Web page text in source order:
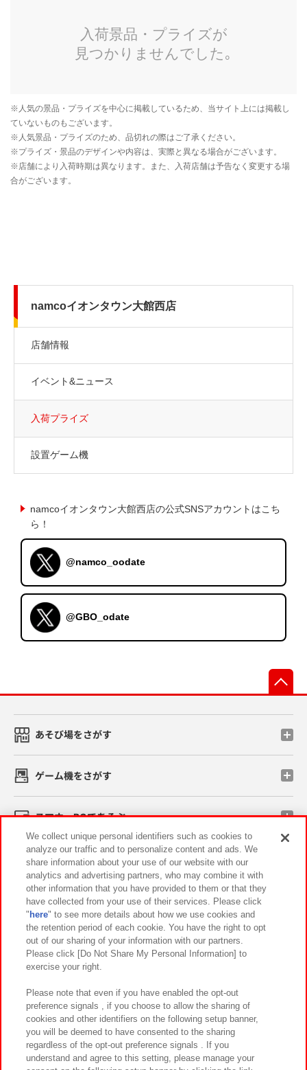
namcoイオンタウン大館西店
店舗情報
イベント&ニュース
入荷プライズ
設置ゲーム機
namcoイオンタウン大館西店の公式SNSアカウントはこち
ら！
@namco_oodate
@GBO_odate
あそび場をさがす
ゲーム機をさがす
スマホ・PCであそぶ
イベント・キャンペーン
関連会社 サステナビリティ サイトポリシー
プライバシーポリシー ウェブアクセシビリティ方針と検証結果
お取引先さまとともに
カスタマーハラスメント対応方針 よくあるご質問・お問い合わせ
We collect unique personal identifiers such as cookies to
analyze our traffic and to personalize content and ads. We
share information about your use of our website with our
analytics and advertising partners, who may combine it with
other information that you have provided to them or that they
have collected from your use of their services. Please click
" here" to see more details about how we use cookies and
the retention period of each cookie. You have the right to opt
out of our sharing of your information with our partners.
Please click [Do Not Share My Personal Information] to
exercise your right.
Please note that even if you have enabled the opt-out
preference signals , if you choose to allow the sharing of
cookies and other identifiers on the following setup banner,
you will be deemed to have consented to the sharing
regardless of the opt-out preference signals . If you
understand and agree to this setting, please manage your